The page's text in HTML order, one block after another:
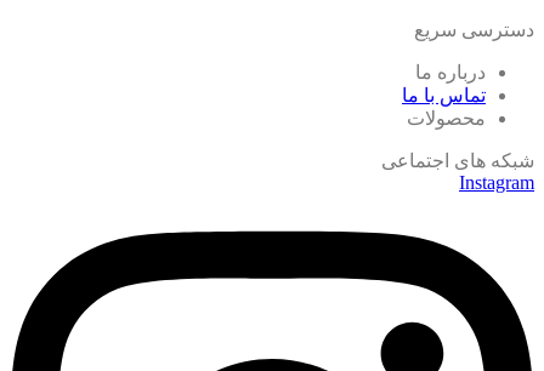
دسترسی سریع
درباره ما
تماس با ما
محصولات
شبکه های اجتماعی
Instagram